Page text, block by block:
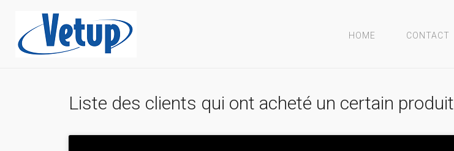
HOME CONTACT
Liste des clients qui ont acheté un certain produit